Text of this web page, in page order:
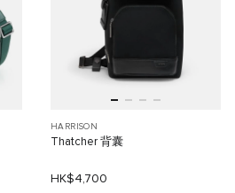
HARRISON
Thatcher 背囊
HK$4,700